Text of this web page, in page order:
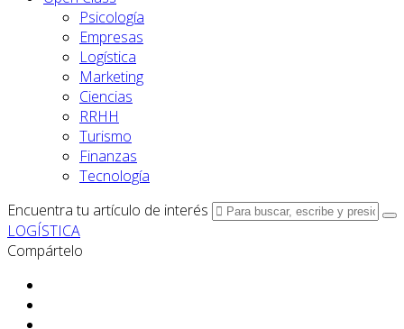
Psicología
Empresas
Logística
Marketing
Ciencias
RRHH
Turismo
Finanzas
Tecnología
Encuentra tu artículo de interés
LOGÍSTICA
Compártelo